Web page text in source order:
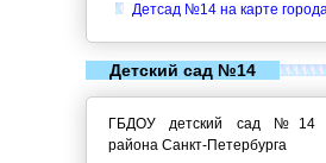
Детсад №14 на карте
Детский сад №14
ГБДОУ детский сад №14
района Санкт-Петербурга